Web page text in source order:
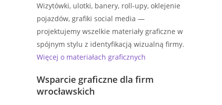
Wizytówki, ulotki, banery, roll-upy, oklejenie
pojazdów, grafiki social media —
projektujemy wszelkie materiały graficzne w
spójnym stylu z identyfikacją wizualną firmy.
Więcej o materiałach graficznych
Wsparcie graficzne dla firm
wrocławskich